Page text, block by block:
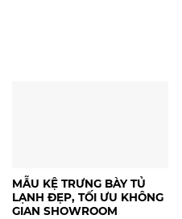
MẪU KỆ TRƯNG BÀY TỦ
LẠNH ĐẸP, TỐI ƯU KHÔNG
GIAN SHOWROOM